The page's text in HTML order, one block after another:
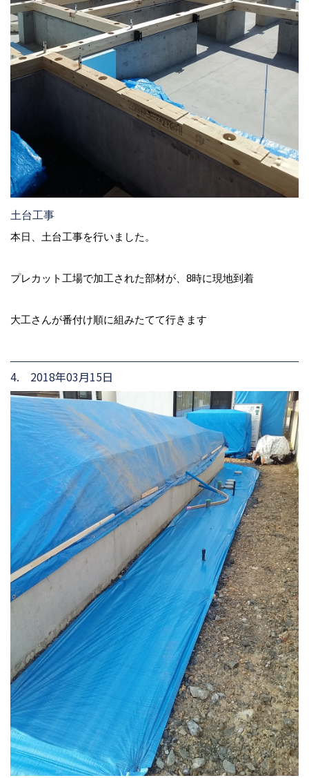
土台工事
本日、土台工事を行いました。
プレカット工場で加工された部材が、8時に現地到着
大工さんが番付け順に組みたてて行きます
4. 2018年03月15日